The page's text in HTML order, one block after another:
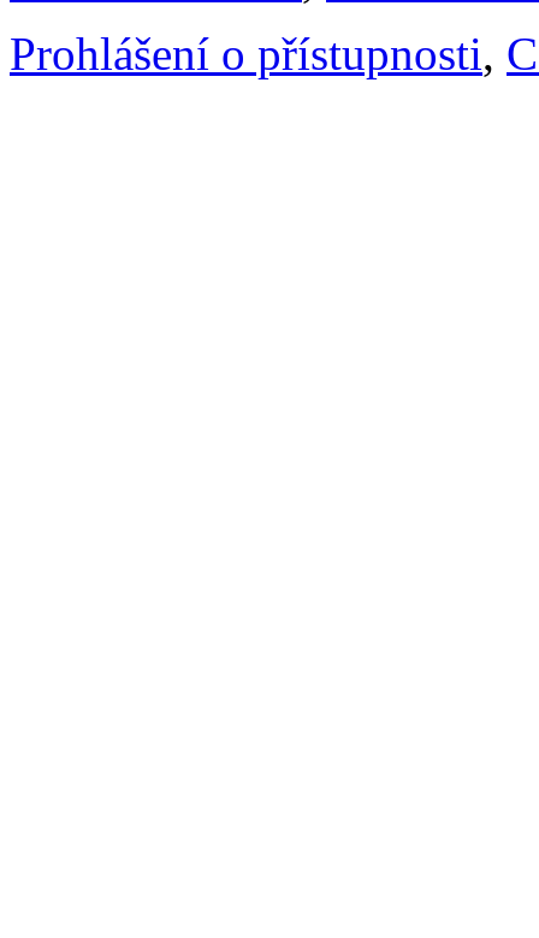
Prohlášení o přístupnosti,